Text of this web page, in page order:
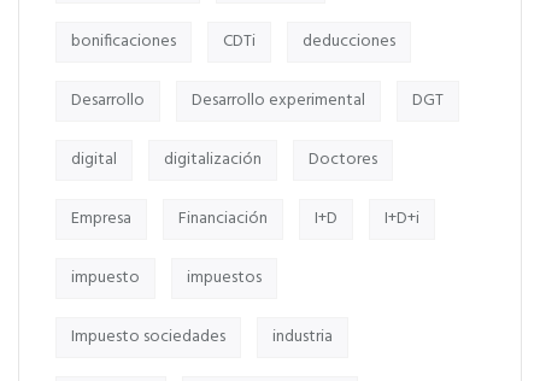
bonificaciones CDTi deducciones
Desarrollo Desarrollo experimental DGT
digital digitalización Doctores
Empresa Financiación I+D I+D+i
impuesto impuestos
Impuesto sociedades industria